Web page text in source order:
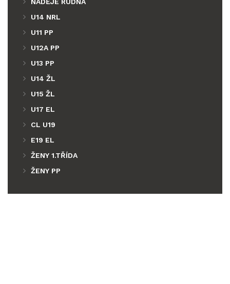
U14 NRL
U11 PP
U12A PP
U13 PP
U14 ŽL
U15 ŽL
U17 EL
CL U19
E19 EL
ŽENY 1.TŘÍDA
ŽENY PP